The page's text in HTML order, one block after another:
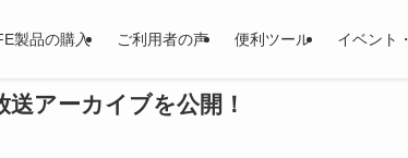
製品の購入 ご利用者の声 便利ツール イベント
アーカイブを公開！